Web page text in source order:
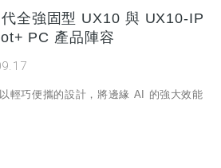
全強固型 UX10 與 UX10-IP
PC 產品陣容
輕巧便攜的設計，將邊緣 AI 的強大效能